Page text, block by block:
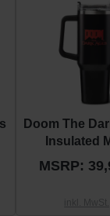
Doom The
Insulated
MSRP: